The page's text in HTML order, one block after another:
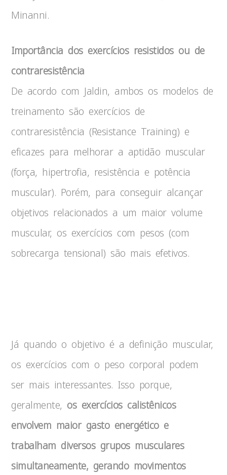
Minanni.
Importância dos exercícios resistidos ou de
contraresistência
De acordo com Jaldin, ambos os modelos de
treinamento são exercícios de
contraresistência (Resistance Training) e
eficazes para melhorar a aptidão muscular
(força, hipertrofia, resistência e potência
muscular). Porém, para conseguir alcançar
objetivos relacionados a um maior volume
muscular, os exercícios com pesos (com
sobrecarga tensional) são mais efetivos.
Já quando o objetivo é a definição muscular,
os exercícios com o peso corporal podem
ser mais interessantes. Isso porque,
geralmente, os exercícios calistênicos
envolvem maior gasto energético e
trabalham diversos grupos musculares
simultaneamente, gerando movimentos